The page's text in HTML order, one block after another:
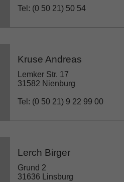
Tel: (0 50 21) 50 54
Kruse Andreas
Lemker Str. 17
31582 Nienburg
Tel: (0 50 21) 9 22 99 00
Lerch Birger
Grund 2
31636 Linsburg